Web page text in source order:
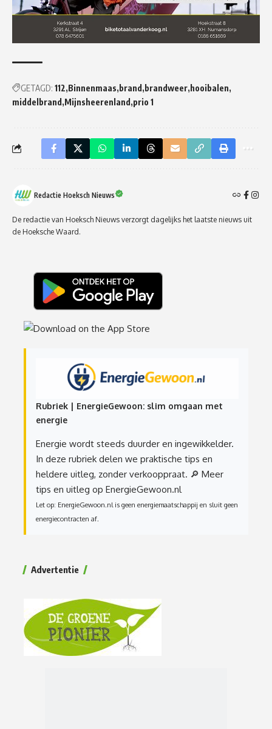
GETAGD: 112 Binnenmaas brand brandweer hooibalen
middelbrand Mijnsheerenland prio 1
Redactie Hoeksch Nieuws
De redactie van Hoeksch Nieuws verzorgt dagelijks het laatste nieuws uit
de Hoeksche Waard.
Rubriek | EnergieGewoon: slim omgaan met
energie
Energie wordt steeds duurder en ingewikkelder.
In deze rubriek delen we praktische tips en
heldere uitleg, zonder verkooppraat. 🔎 Meer
tips en uitleg op EnergieGewoon.nl
Let op: EnergieGewoon.nl is geen energiemaatschappij en sluit geen
energiecontracten af.
Advertentie